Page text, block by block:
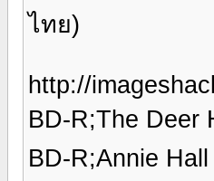
ไทย)
http://
BD-R;The Deer
BD-R;Annie